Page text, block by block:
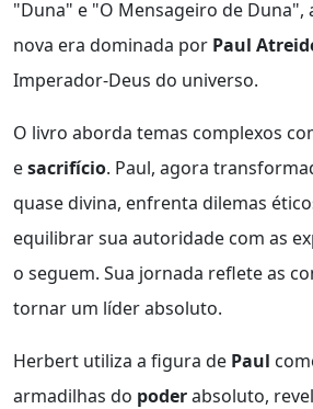
"Duna" e "O Mensageiro de Duna",
nova era dominada por Paul
Imperador-Deus do universo.
O livro aborda temas complexos
esacrifício. Paul, agora
quase divina, enfrenta dilemas
equilibrar sua autoridade com as
o seguem. Sua jornada reflete as
tornar um líder absoluto.
Herbert utiliza a figura de Paul
armadilhas do poderabsoluto,